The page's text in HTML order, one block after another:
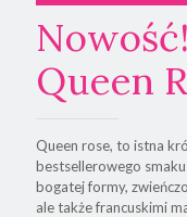
Queen
Queen rose, to istna
bestsellerowego
bogatej formy,
ale także francuskimi